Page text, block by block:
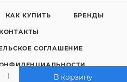
В корзину
КАК КУПИТЬ БРЕНДЫ
КОНТАКТЫ
СОГЛАШЕНИЕ